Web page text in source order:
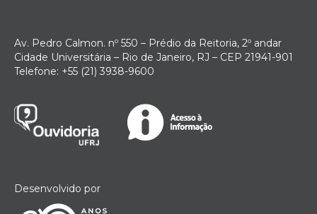
Av. Pedro Calmon. nº 550 – Prédio da Reitoria, 2º andar
Cidade Universitária – Rio de Janeiro, RJ – CEP 21941-901
Telefone: +55 (21) 3938-9600
Desenvolvido por